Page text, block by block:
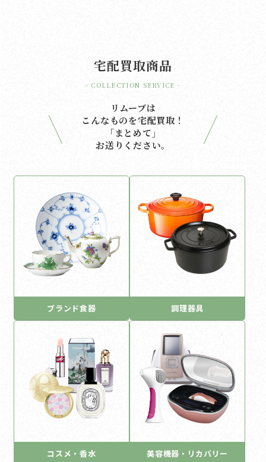
宅配買取商品
- COLLECTION SERVICE -
リムーブは
こんなものを宅配買取！
「まとめて」
お送りください。
ブランド食器 調理器具
コスメ・香水 美容機器・リカバリー